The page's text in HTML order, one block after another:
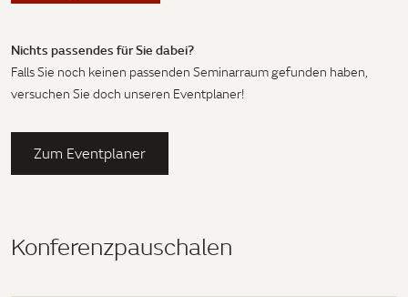
Nichts passendes für Sie dabei?
Falls Sie noch keinen passenden Seminarraum gefunden haben,
versuchen Sie doch unseren Eventplaner!
Zum Eventplaner
Konferenzpauschalen